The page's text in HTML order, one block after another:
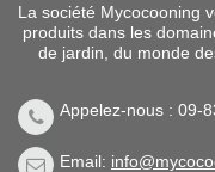
La société Mycocooning
produits dans les
de jardin, du monde
Appelez-nous : 09-
Email: